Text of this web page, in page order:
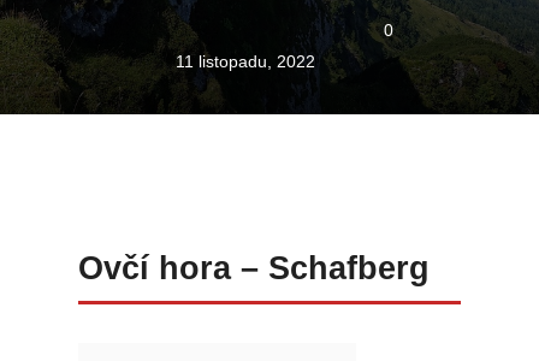
0
11 listopadu, 2022
Ovčí hora – Schafberg